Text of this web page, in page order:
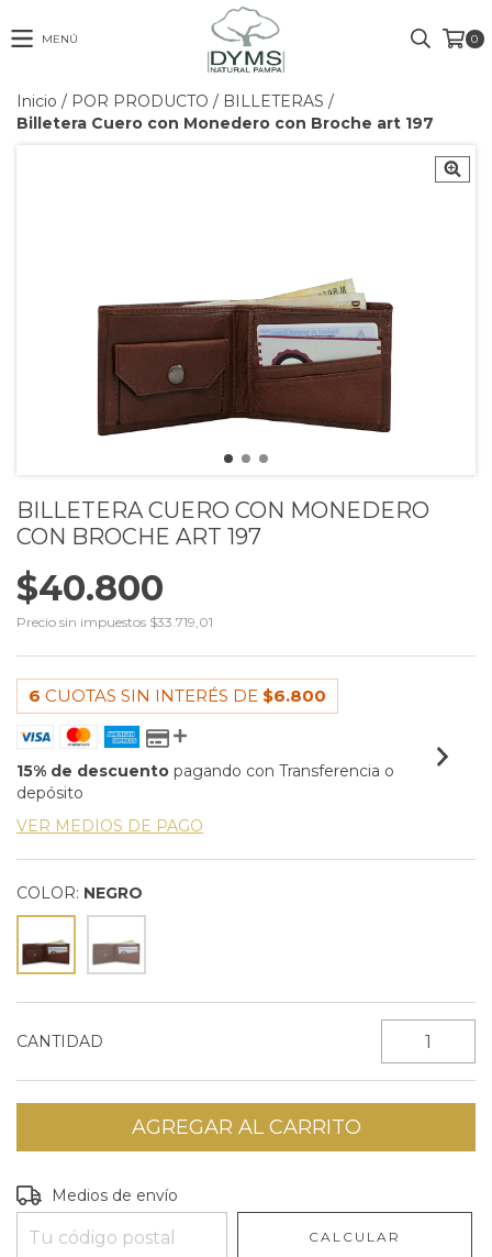
MENÚ 0
Inicio / POR PRODUCTO / BILLETERAS /
Billetera Cuero con Monedero con Broche art 197
BILLETERA CUERO CON MONEDERO
CON BROCHE ART 197
$40.800
Precio sin impuestos $33.719,01
6 CUOTAS SIN INTERÉS DE $6.800
15% de descuento pagando con Transferencia o
depósito
VER MEDIOS DE PAGO
COLOR: NEGRO
CANTIDAD
Entregas para el CP:
Medios de envío
CALCULAR